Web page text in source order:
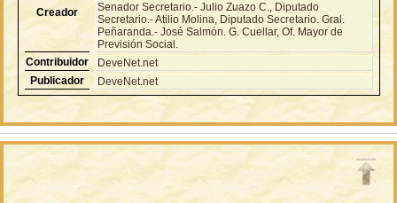
Creador
Senador Secretario.- Julio Zuazo C., Diputado
Secretario.- Atilio Molina, Diputado Secretario. Gral.
Peñaranda.- José Salmón. G. Cuellar, Of. Mayor de
Previsión Social.
Contribuidor
DeveNet.net
Publicador
DeveNet.net